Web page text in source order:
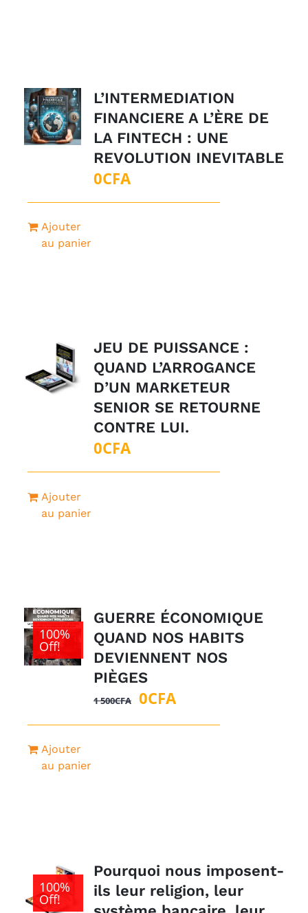
L’INTERMEDIATION
FINANCIERE A L’ÈRE DE
LA FINTECH : UNE
REVOLUTION INEVITABLE
0CFA
Ajouter
au panier
JEU DE PUISSANCE :
QUAND L’ARROGANCE
D’UN MARKETEUR
SENIOR SE RETOURNE
CONTRE LUI.
0CFA
Ajouter
au panier
100%
Off!
GUERRE ÉCONOMIQUE
QUAND NOS HABITS
DEVIENNENT NOS
PIÈGES
1 500CFA
Le
0CFALe
Ajouter
au panier
100%
Off!
Pourquoi nous imposent-
ils leur religion, leur